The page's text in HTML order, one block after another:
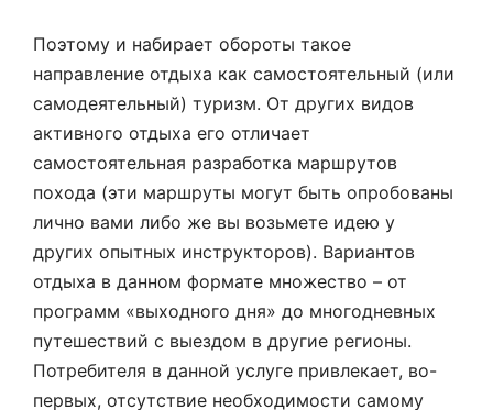
Поэтому и набирает обороты такое
направление отдыха как самостоятельный (или
самодеятельный) туризм. От других видов
активного отдыха его отличает
самостоятельная разработка маршрутов
похода (эти маршруты могут быть опробованы
лично вами либо же вы возьмете идею у
других опытных инструкторов). Вариантов
отдыха в данном формате множество – от
программ «выходного дня» до многодневных
путешествий с выездом в другие регионы.
Потребителя в данной услуге привлекает, во-
первых, отсутствие необходимости самому